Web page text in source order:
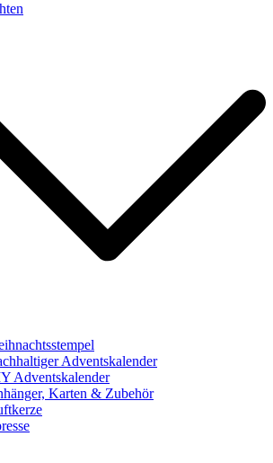
Adventskalender
Adventskalender
Karten & Zubehör